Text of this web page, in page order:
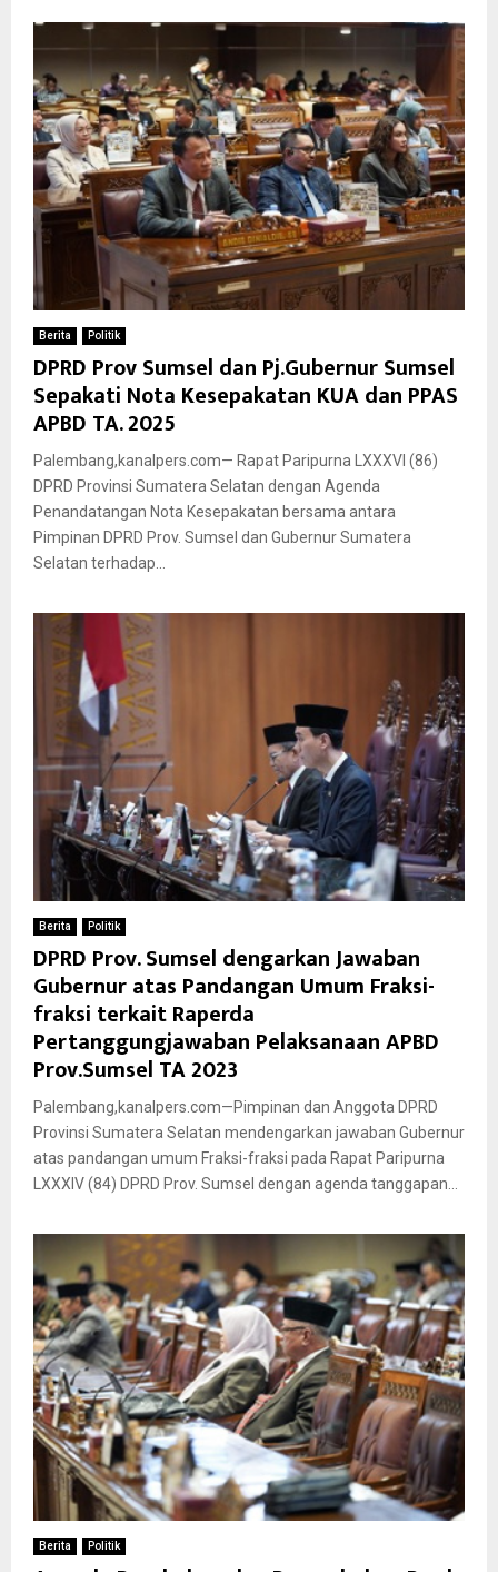
Berita Politik
DPRD Prov Sumsel dan Pj.Gubernur Sumsel
Sepakati Nota Kesepakatan KUA dan PPAS
APBD TA. 2025
Palembang,kanalpers.com— Rapat Paripurna LXXXVI (86)
DPRD Provinsi Sumatera Selatan dengan Agenda
Penandatangan Nota Kesepakatan bersama antara
Pimpinan DPRD Prov. Sumsel dan Gubernur Sumatera
Selatan terhadap...
Berita Politik
DPRD Prov. Sumsel dengarkan Jawaban
Gubernur atas Pandangan Umum Fraksi-
fraksi terkait Raperda
Pertanggungjawaban Pelaksanaan APBD
Prov.Sumsel TA 2023
Palembang,kanalpers.com—Pimpinan dan Anggota DPRD
Provinsi Sumatera Selatan mendengarkan jawaban Gubernur
atas pandangan umum Fraksi-fraksi pada Rapat Paripurna
LXXXIV (84) DPRD Prov. Sumsel dengan agenda tanggapan...
Berita Politik